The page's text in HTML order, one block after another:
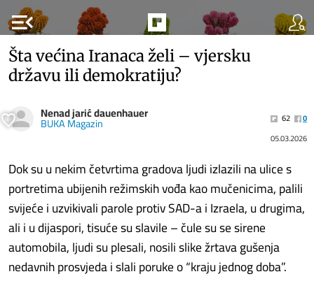
menu_open
Šta većina Iranaca želi – vjersku
državu ili demokratiju?
Nenad jarić dauenhauer
BUKA Magazin 62
0
05.03.2026
Dok su u nekim četvrtima gradova ljudi izlazili na ulice s
portretima ubijenih režimskih vođa kao mučenicima, palili
svijeće i uzvikivali parole protiv SAD-a i Izraela, u drugima,
ali i u dijaspori, tisuće su slavile – čule su se sirene
automobila, ljudi su plesali, nosili slike žrtava gušenja
nedavnih prosvjeda i slali poruke o “kraju jednog doba”.